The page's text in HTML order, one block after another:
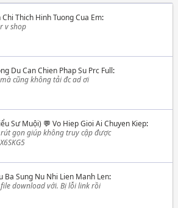
Chi Thich Hinh Tuong Cua Em:
v shop
Du Can Chien Phap Su Prc Full:
cũng không tải đc ad ơi
Sư Muội) 💬 Vo Hiep Gioi Ai Chuyen Kiep:
gọn giúp không truy cập được
Ba Sung Nu Nhi Lien Manh Len:
download với. Bị lỗi link rồi